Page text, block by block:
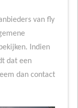
van fly
Indien
dat een
dan contact